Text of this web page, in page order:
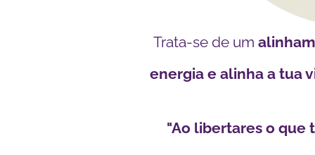
"Ao libertares o que
Trata-se de um
energia e alinha a tua